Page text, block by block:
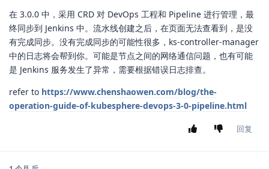
在 3.0.0 中，采用 CRD 对 DevOps 工程和 Pipeline 进行管理，最
终同步到 Jenkins 中。流水线创建之后，在页面无法查看到，是没
有完成同步。没有完成同步的可能性很多，ks-controller-manager
中的日志将会帮到你。可能是节点之间的网络通信问题，也有可能
是 Jenkins 服务发生了异常，需要根据错误日志排查。
refer to https://www.chenshaowen.com/blog/the-
operation-guide-of-kubesphere-devops-3-0-pipeline.html
回复